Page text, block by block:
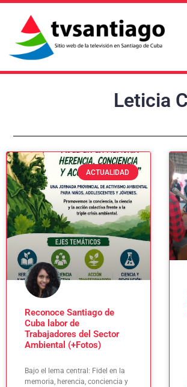
Leticia
ACTUALIDAD
Reconoce Santiago de
Cuba labor de
Trabajadores del Sector
Ambiental (+Fotos)
Bajo el lema central: Fidel en la
memoria, herencia, conciencia y